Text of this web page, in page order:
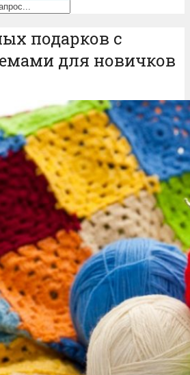
подарков с
для новичков